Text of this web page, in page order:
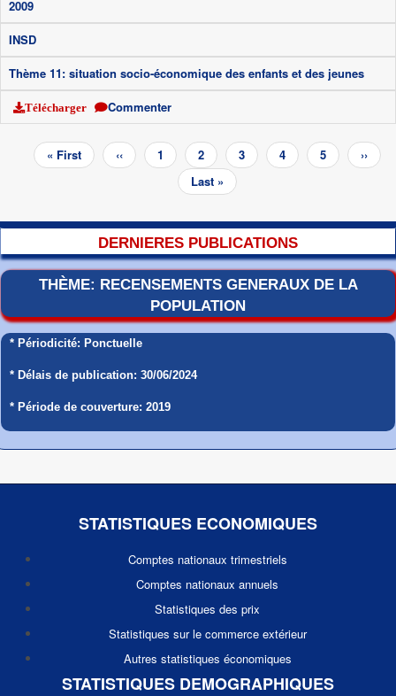
2009
INSD
Thème 11: situation socio-économique des enfants et des jeunes
Télécharger Commenter
Pagination
Première
page
« First
Page
précédente
‹‹ Page
1 Page
2
Page
courante
3 Page
4 Page
5
Page
››
Dernière
page
Last »
DERNIERES PUBLICATIONS
THÈME: RECENSEMENTS GENERAUX DE LA
POPULATION
* Périodicité: Ponctuelle
* Délais de publication: 30/06/2024
* Période de couverture: 2019
STATISTIQUES ECONOMIQUES
Comptes nationaux trimestriels
Comptes nationaux annuels
Statistiques des prix
Statistiques sur le commerce extérieur
Autres statistiques économiques
STATISTIQUES DEMOGRAPHIQUES